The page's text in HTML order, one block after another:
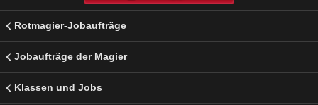
Rotmagier-Jobaufträge
Jobaufträge der Magier
Klassen und Jobs